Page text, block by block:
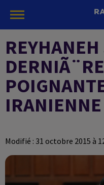
Modifié : 31 octobre 2015 à